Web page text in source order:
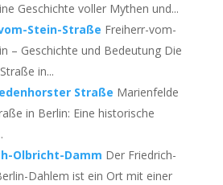
Geschichte voller Mythen und...
Stein-Straße Freiherr-vom-
– Geschichte und Bedeutung Die
in...
Straße Marienfelde
in Berlin: Eine historische
Olbricht-Damm Der Friedrich-
Dahlem ist ein Ort mit einer